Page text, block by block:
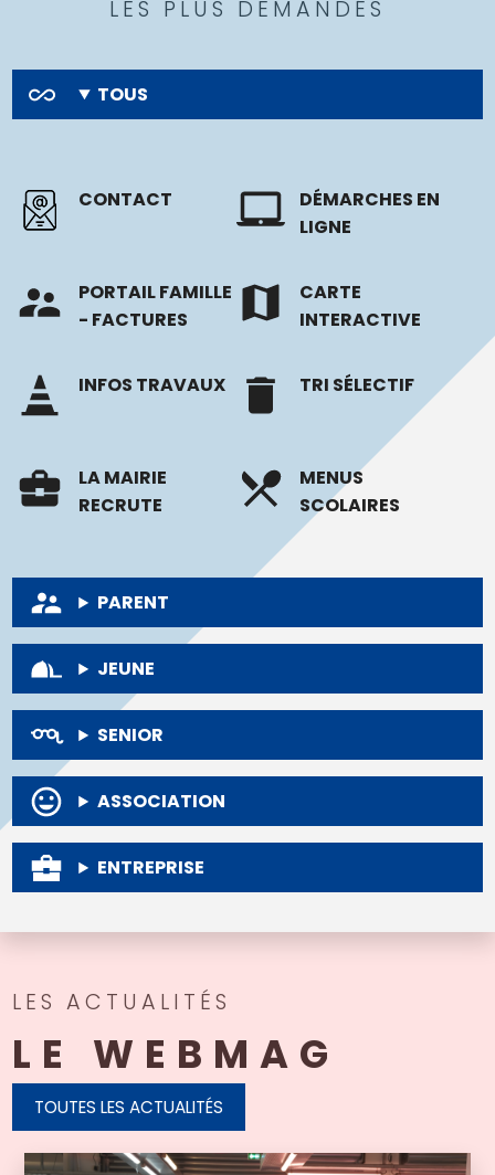
LES PLUS DEMANDÉS
TOUS
CONTACT
DÉMARCHES EN
LIGNE
PORTAIL FAMILLE
- FACTURES
CARTE
INTERACTIVE
INFOS TRAVAUX TRI SÉLECTIF
LA MAIRIE
RECRUTE
MENUS
SCOLAIRES
PARENT
JEUNE
SENIOR
ASSOCIATION
ENTREPRISE
LES ACTUALITÉS
LE WEBMAG
TOUTES LES ACTUALITÉS